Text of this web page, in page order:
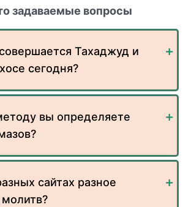
задаваемые вопросы
Тахаджуд и
сегодня?
вы определяете
сайтах разное